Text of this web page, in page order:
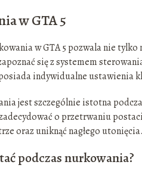
w GTA 5
w GTA 5 pozwala nie
się z systemem
indywidualne ustawienia
jest szczególnie istotna
o przetrwaniu
oraz uniknąć nagłego utonięcia.
podczas nurkowania?